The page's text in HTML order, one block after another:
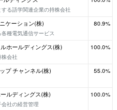
る語学関連企業の持株会社
ケーション(株)
種電気通信サービス
80.9%
ホールディングス(株)
会社
100.0%
プ チャンネル(株)
55.0%
ルディングス(株)
社の経営管理
100.0%